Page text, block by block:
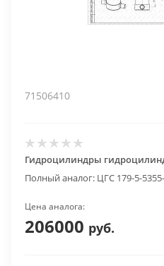
71506410
Гидроцилиндры
Полный аналог: ЦГС 179-5-
Цена аналога:
206000 руб.